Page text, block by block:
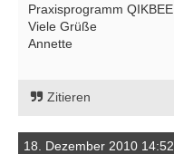
Praxisprogramm
Viele Grüße
Annette
Zitieren
18. Dezember 2010 14:52